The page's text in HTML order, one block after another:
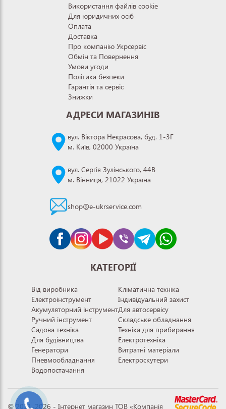
Використання файлів cookie
Для юридичних осіб
Оплата
Доставка
Про компанію Укрсервіс
Обмін та Повернення
Умови угоди
Політика безпеки
Гарантія та сервіс
Знижки
АДРЕСИ МАГАЗИНІВ
вул. Віктора Некрасова, буд. 1-3Г
м. Київ, 02000 Україна
вул. Сергія Зулінського, 44В
м. Вінниця, 21022 Україна
shop@e-ukrservice.com
КАТЕГОРІЇ
Від виробника
Електроінструмент
Акумуляторний інструмент
Ручний інструмент
Садова техніка
Для будівництва
Генератори
Пневмообладнання
Водопостачання
Кліматична техніка
Індивідуальний захист
Для автосервісу
Складське обладнання
Техніка для прибирання
Електротехніка
Витратні матеріали
Електроскутери
© 2011-2026 - Інтернет магазин ТОВ «Компанія